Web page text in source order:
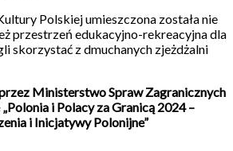
Polskiej umieszczona została nie
przestrzeń edukacyjno-rekreacyjna dla
skorzystać z dmuchanych zjeżdżalni
Ministerstwo Spraw Zagranicznych
i Polacy za Granicą 2024 –
i Inicjatywy Polonijne”